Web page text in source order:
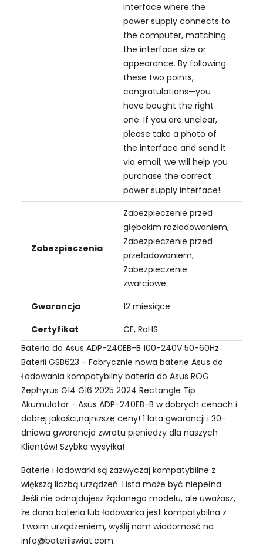
interface where the
power supply connects to
the computer, matching
the interface size or
appearance. By following
these two points,
congratulations—you
have bought the right
one. If you are unclear,
please take a photo of
the interface and send it
via email; we will help you
purchase the correct
power supply interface!
Zabezpieczenia
Zabezpieczenie przed
głębokim rozładowaniem,
Zabezpieczenie przed
przeładowaniem,
Zabezpieczenie
zwarciowe
Gwarancja
12 miesiące
Certyfikat
CE, RoHS
Bateria do Asus ADP-240EB-B 100-240V 50-60Hz
Baterii GSB623 - Fabrycznie nowa baterie Asus do
Ładowania kompatybilny bateria do Asus ROG
Zephyrus G14 G16 2025 2024 Rectangle Tip
Akumulator - Asus ADP-240EB-B w dobrych cenach i
dobrej jakości,najniższe ceny! 1 lata gwarancji i 30-
dniowa gwarancja zwrotu pieniedzy dla naszych
Klientów! Szybka wysyłka!
Baterie i ładowarki są zazwyczaj kompatybilne z
większą liczbą urządzeń. Lista może być niepełna.
Jeśli nie odnajdujesz żądanego modelu, ale uważasz,
że dana bateria lub ładowarka jest kompatybilna z
Twoim urządzeniem, wyślij nam wiadomość na
info@bateriiswiat.com.